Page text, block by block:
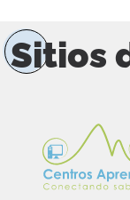
Sitios